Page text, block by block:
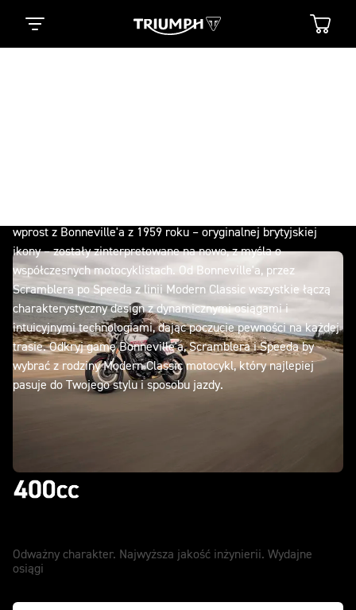
wprost z Bonneville'a z 1959 roku – oryginalnej brytyjskiej
ikony – zostały zinterpretowane na nowo, z myśla o
współczesnych motocyklistach. Od Bonneville'a, przez
Scramblera po Speeda z linii Modern Classic wszystkie łączą
charakterystyczny design z dynamicznymi osiągami i
intuicyjnymi technologiami, dając poczucie pewności na każdej
trasie. Odkryj gamę Bonneville'a, Scramblera i Speeda by
wybrać z rodziny Modern Classic motocykl, który najlepiej
pasuje do Twojego stylu i sposobu jazdy.
Odważny charakter. Najwyższa jakość inżynierii. Wydajne
osiągi